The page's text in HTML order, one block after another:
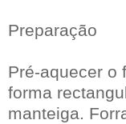
Preparação
Pré-aquecer o
forma
manteiga.